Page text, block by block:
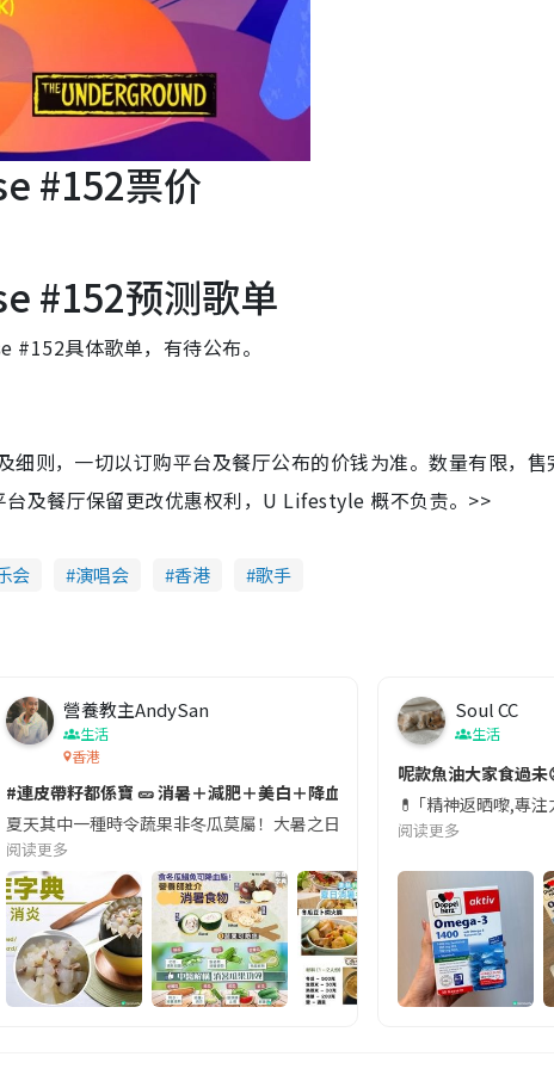
#152票价
#152预测歌单
#152具体歌单，有待公布。
细则，一切以订购平台及餐厅公布的价钱为准。数量有限，售
及餐厅保留更改优惠权利，U Lifestyle 概不负责。>>
会 演唱会 香港 歌手
切記檢查「1標示」🚨
，近期要特別留意隨身行李中的行動電源。一名旅客日前在機場安檢
營養教主AndySan
生活
香港
#連皮帶籽都係寶 🥒 消暑＋減肥＋美白＋降血脂
夏天其中一種時令蔬果非冬瓜莫屬！大暑之日，點都要飲碗冬瓜湯消暑
阅读更多
Soul CC
生活
呢款魚油大家食過未
💊 ｢精神返晒嚟,專
阅读更多